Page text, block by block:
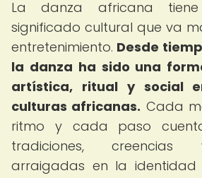
La danza africana
significado cultural que va
entretenimiento. Desde
la danza ha sido una
artística, ritual y social
culturas africanas. Cada
ritmo y cada paso
tradiciones, creencias
arraigadas en la identidad